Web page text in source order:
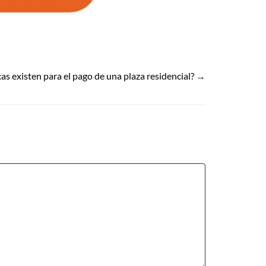
existen para el pago de una plaza residencial? →